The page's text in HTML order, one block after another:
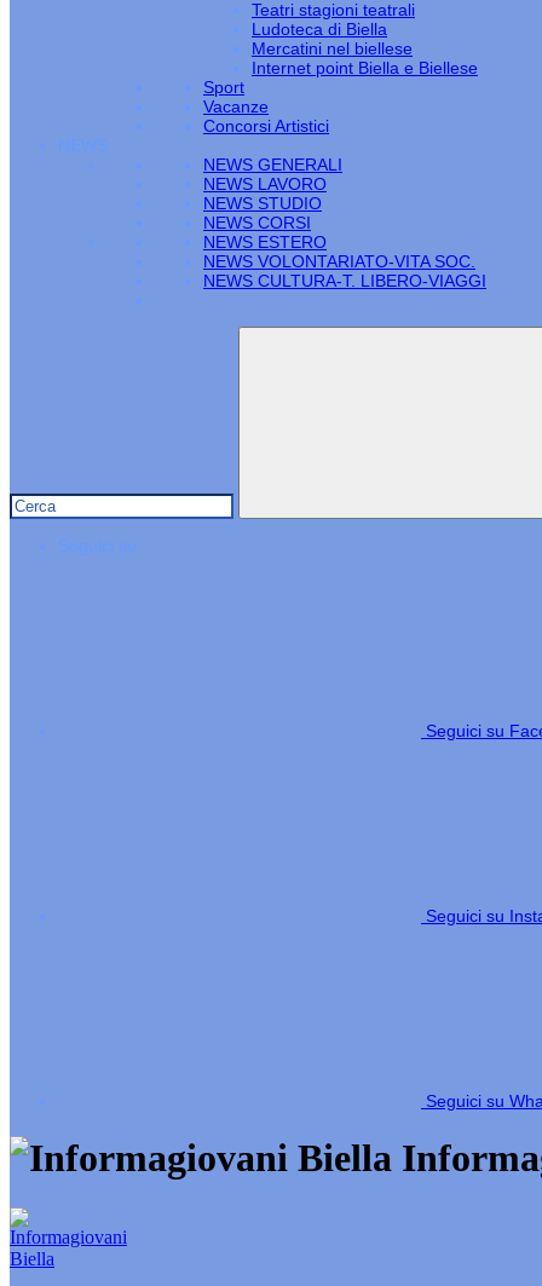
Teatri stagioni teatrali
Ludoteca di Biella
Mercatini nel biellese
Internet point Biella e Biellese
Sport
Vacanze
Concorsi Artistici
NEWS
NEWS GENERALI
NEWS LAVORO
NEWS STUDIO
NEWS CORSI
NEWS ESTERO
NEWS VOLONTARIATO-VITA SOC.
NEWS CULTURA-T. LIBERO-VIAGGI
Seguici su
Seguici su
Seguici su
Seguici su